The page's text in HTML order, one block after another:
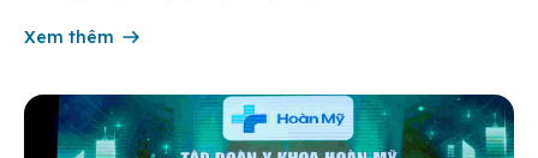
âm thầm đồng hành trên […]
Xem thêm